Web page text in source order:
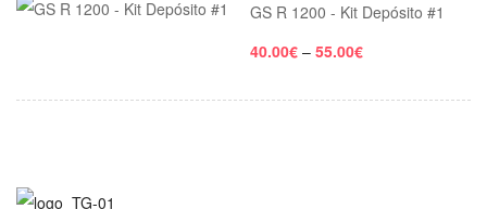
GS R 1200 - Kit Depósito #1
40.00€ – 55.00€